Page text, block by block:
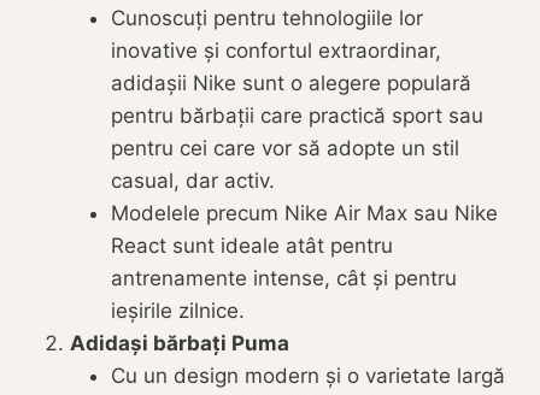
Cunoscuți pentru tehnologiile lor
inovative și confortul extraordinar,
adidașii Nike sunt o alegere populară
pentru bărbații care practică sport sau
pentru cei care vor să adopte un stil
casual, dar activ.
Modelele precum Nike Air Max sau Nike
React sunt ideale atât pentru
antrenamente intense, cât și pentru
ieșirile zilnice.
Adidași bărbați Puma
Cu un design modern și o varietate largă